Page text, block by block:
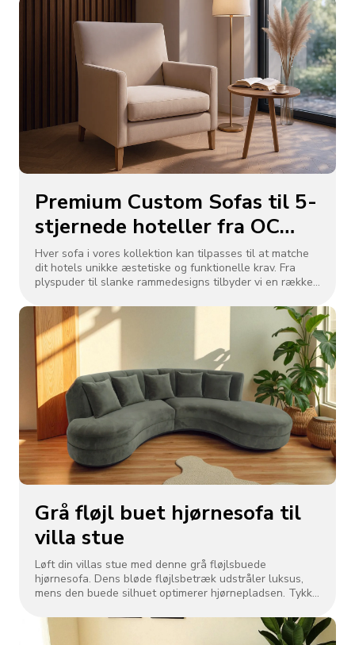
Premium Custom Sofas til 5-
stjernede hoteller fra OC
Furniture
Hver sofa i vores kollektion kan tilpasses til at matche
dit hotels unikke æstetiske og funktionelle krav. Fra
plyspuder til slanke rammedesigns tilbyder vi en række
sikrer, at din sofa ikke kun ser fantastisk ud, men også
forbedrer den overordnede stemning i din lobby, lounger
eller værelser.
Grå fløjl buet hjørnesofa til
villa stue
Løft din villas stue med denne grå fløjlsbuede
hjørnesofa. Dens bløde fløjlsbetræk udstråler luksus,
mens den buede silhuet optimerer hjørnepladsen. Tykke
eller værtskab. Den fusionerer moderne design med
elegante kurver og komplementerer eksklusiv